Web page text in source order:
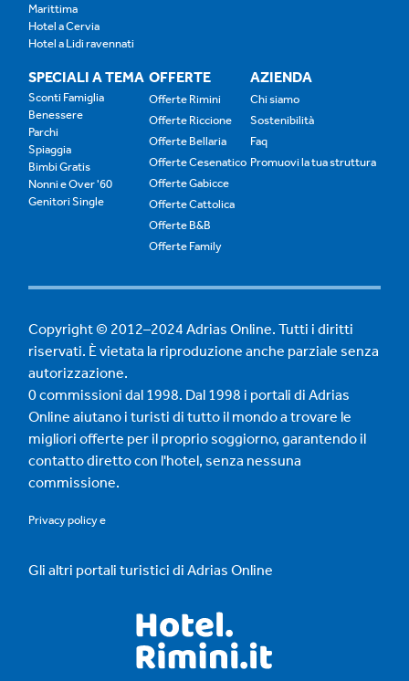
Marittima
Hotel a Cervia
Hotel a Lidi ravennati
SPECIALI A TEMA
Sconti Famiglia
Benessere
Parchi
Spiaggia
Bimbi Gratis
Nonni e Over '60
Genitori Single
OFFERTE
Offerte Rimini
Offerte Riccione
Offerte Bellaria
Offerte Cesenatico
Offerte Gabicce
Offerte Cattolica
Offerte B&B
Offerte Family
AZIENDA
Chi siamo
Sostenibilità
Faq
Promuovi la tua struttura
Copyright © 2012–2024 Adrias Online. Tutti i diritti
riservati. È vietata la riproduzione anche parziale senza
autorizzazione.
0 commissioni dal 1998. Dal 1998 i portali di Adrias
Online aiutano i turisti di tutto il mondo a trovare le
migliori offerte per il proprio soggiorno, garantendo il
contatto diretto con l'hotel, senza nessuna
commissione.
Privacy policye
Gli altri portali turistici di Adrias Online